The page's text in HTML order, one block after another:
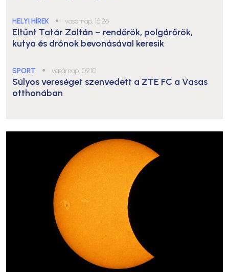
HELYI HÍREK ● vasárnap, 16:26
Eltűnt Tatár Zoltán – rendőrök, polgárőrök,
kutya és drónok bevonásával keresik
SPORT ● vasárnap, 09:10
Súlyos vereséget szenvedett a ZTE FC a Vasas
otthonában